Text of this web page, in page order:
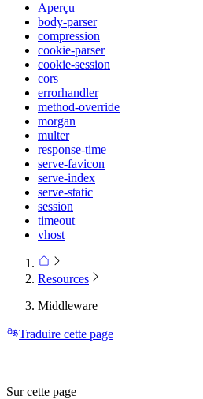
Aperçu
body-parser
compression
cookie-parser
cookie-session
cors
errorhandler
method-override
morgan
multer
response-time
serve-favicon
serve-index
serve-static
session
timeout
vhost
Resources
Middleware
Traduire cette page
Sur cette page